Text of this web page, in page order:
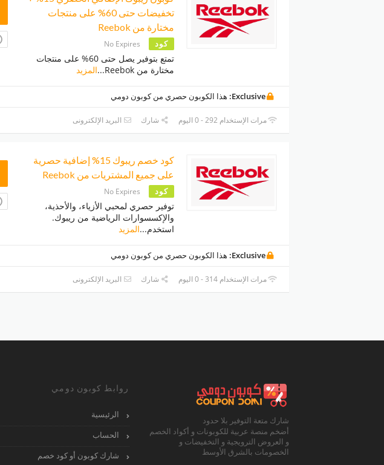
تخفيضات حتى 60% على منتجات
مختارة من Reebok
كود No Expires
تمتع بتوفير يصل حتى 60% على منتجات
مختارة من Reebok
...المزيد
Exclusive: هذا الكوبون حصري من كوبون دومي
مرات الإستخدام 292 - 0 اليوم شارك البريد الإلكترونى
كود خصم ريبوك 15% إضافية حصرية
على جميع المشتريات من Reebok
كود No Expires
توفير حصري لمحبي الأزياء، والأحذية،
والإكسسوارات الرياضية من ريبوك.
استخدم...المزيد
Exclusive: هذا الكوبون حصري من كوبون دومي
مرات الإستخدام 314 - 0 اليوم شارك البريد الإلكترونى
شارك متعة التوفير بلا حدود
أضخم منصة عربية للكوبونات و أكواد الخصم
و العروض الترويجية و التخفيضات و
الخصومات بالشرق الأوسط
روابط كوبون دومي
الرئيسية
الحساب
شارك كوبون أو كود خصم